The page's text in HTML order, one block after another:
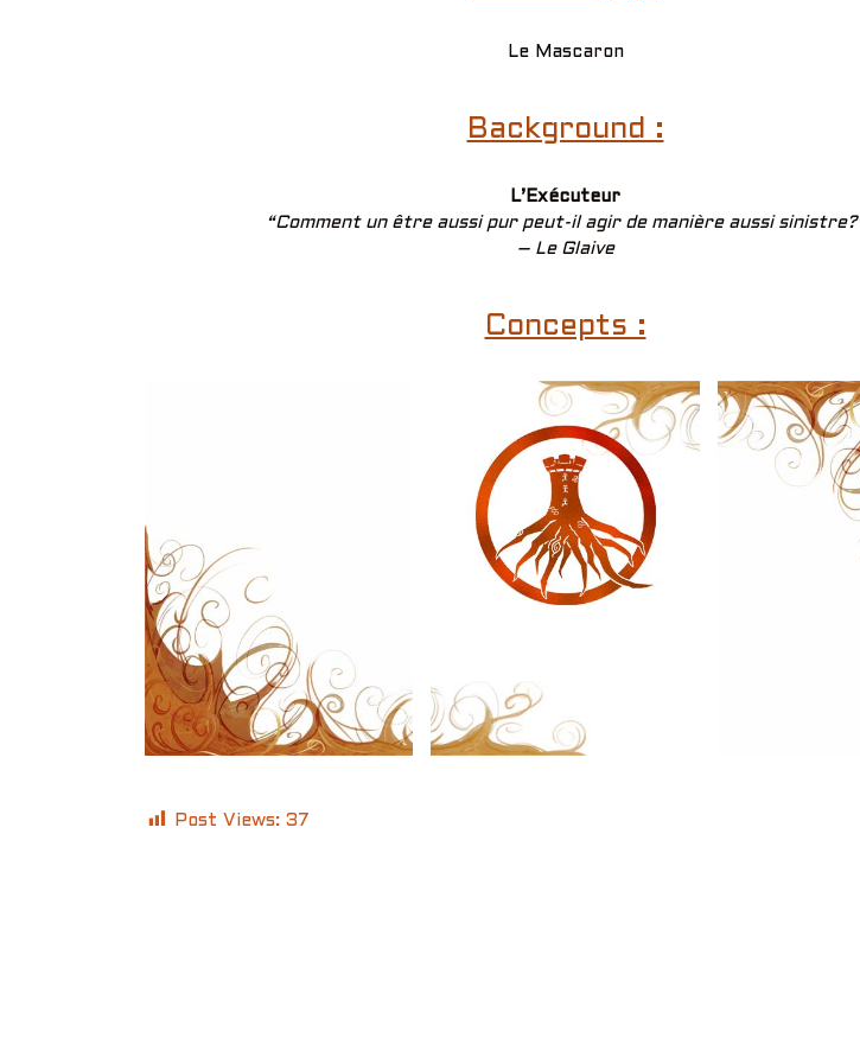
Le Mascaron
Background :
L’Exécuteur
“Comment un être aussi pur peut-il agir de manière aussi
– Le Glaive
Concepts :
Post Views: 37